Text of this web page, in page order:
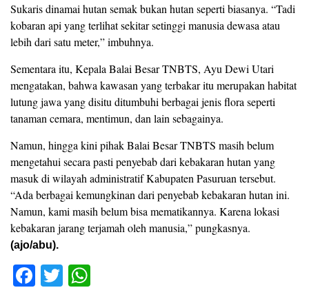
Sukaris dinamai hutan semak bukan hutan seperti biasanya. “Tadi
kobaran api yang terlihat sekitar setinggi manusia dewasa atau
lebih dari satu meter,” imbuhnya.
Sementara itu, Kepala Balai Besar TNBTS, Ayu Dewi Utari
mengatakan, bahwa kawasan yang terbakar itu merupakan habitat
lutung jawa yang disitu ditumbuhi berbagai jenis flora seperti
tanaman cemara, mentimun, dan lain sebagainya.
Namun, hingga kini pihak Balai Besar TNBTS masih belum
mengetahui secara pasti penyebab dari kebakaran hutan yang
masuk di wilayah administratif Kabupaten Pasuruan tersebut.
“Ada berbagai kemungkinan dari penyebab kebakaran hutan ini.
Namun, kami masih belum bisa mematikannya. Karena lokasi
kebakaran jarang terjamah oleh manusia,” pungkasnya.
(ajo/abu).
F
T